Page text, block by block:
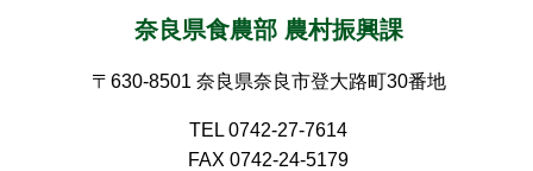
奈良県食農部 農村振興課
〒630-8501 奈良県奈良市登大路町30番地
TEL 0742-27-7614
FAX 0742-24-5179